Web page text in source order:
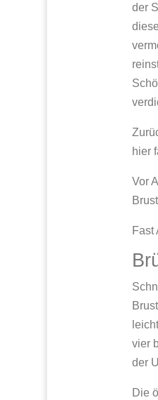
der
hier
Vor
Fast
vier
der
Die